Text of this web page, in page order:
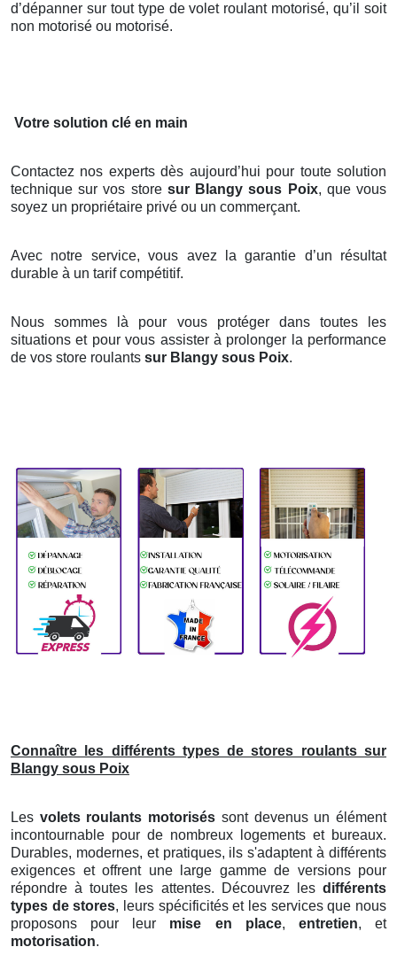
d’dépanner sur tout type de volet roulant motorisé, qu’il soit
non motorisé ou motorisé.
Votre solution clé en main
Contactez nos experts dès aujourd’hui pour toute solution
technique sur vos store sur Blangy sous Poix, que vous
soyez un propriétaire privé ou un commerçant.
Avec notre service, vous avez la garantie d’un résultat
durable à un tarif compétitif.
Nous sommes là pour vous protéger dans toutes les
situations et pour vous assister à prolonger la performance
de vos store roulants sur Blangy sous Poix.
Connaître les différents types de stores roulants sur
Blangy sous Poix
Les volets roulants motorisés sont devenus un élément
incontournable pour de nombreux logements et bureaux.
Durables, modernes, et pratiques, ils s'adaptent à différents
exigences et offrent une large gamme de versions pour
répondre à toutes les attentes. Découvrez les différents
types de stores, leurs spécificités et les services que nous
proposons pour leur mise en place, entretien, et
motorisation.